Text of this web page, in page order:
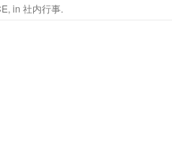
, in 社内行事.